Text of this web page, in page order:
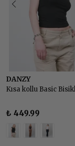
DANZY
₺ 449.99